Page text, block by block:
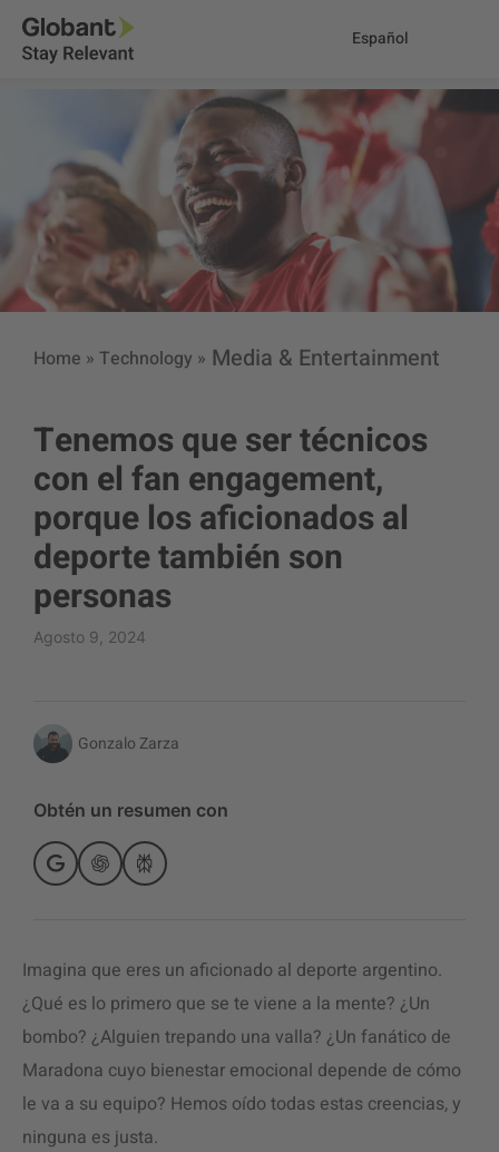
Español
Home » Technology » Media & Entertainment
Tenemos que ser técnicos
con el fan engagement,
porque los aficionados al
deporte también son
personas
Agosto 9, 2024
Gonzalo Zarza
Obtén un resumen con
Imagina que eres un aficionado al deporte argentino.
¿Qué es lo primero que se te viene a la mente? ¿Un
bombo? ¿Alguien trepando una valla? ¿Un fanático de
Maradona cuyo bienestar emocional depende de cómo
le va a su equipo? Hemos oído todas estas creencias, y
ninguna es justa.